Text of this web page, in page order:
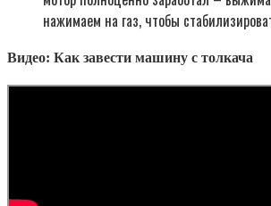
нажимаем на газ, чтобы
Видео: Как завести машину с толкача